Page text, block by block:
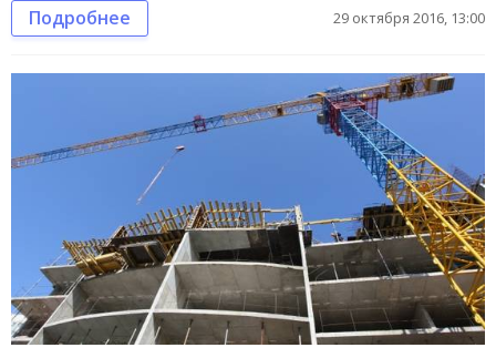
Подробнее 29 октября 2016, 13:00